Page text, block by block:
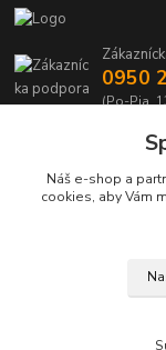
0950
(Po-Pia,
Náš e-shop a
cookies, aby Vám